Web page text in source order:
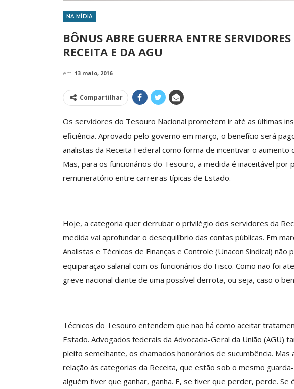
NA MÍDIA
BÔNUS ABRE GUERRA ENTRE
RECEITA E DA AGU
em 13 maio, 2016
Compartilhar
Os servidores do Tesouro Nacional prometem ir até as últimas
eficiência. Aprovado pelo governo em março, o benefício será
analistas da Receita Federal como forma de incentivar o
Mas, para os funcionários do Tesouro, a medida é inaceitável por
remuneratório entre carreiras típicas de Estado.
Hoje, a categoria quer derrubar o privilégio dos servidores da
medida vai aprofundar o desequilíbrio das contas públicas. Em
Analistas e Técnicos de Finanças e Controle (Unacon Sindical)
equiparação salarial com os funcionários do Fisco. Como não foi
greve nacional diante de uma possível derrota, ou seja, caso o
Técnicos do Tesouro entendem que não há como aceitar
Estado. Advogados federais da Advocacia-Geral da União (AGU)
pleito semelhante, os chamados honorários de sucumbência.
relação às categorias da Receita, que estão sob o mesmo
alguém tiver que ganhar, ganha. E, se tiver que perder, perde. Se
Reúne Dezenas De Escolas De
Idiomas Com Condições…
IMPRENSA
ASSECOR Acompanha Reunião
Negociação Permanente E
Reforça…